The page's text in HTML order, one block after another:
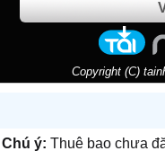
Copyright (C)
Chú ý: Thuê bao chưa